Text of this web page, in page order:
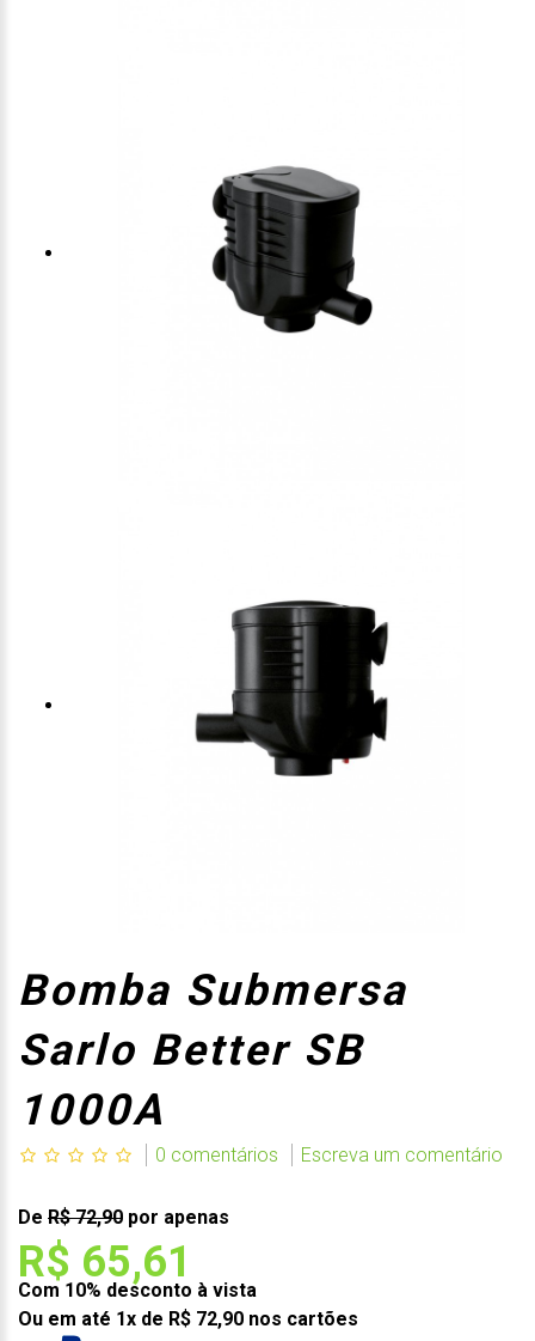
Bomba Submersa
Sarlo Better SB
1000A
0 comentários Escreva um comentário
De R$ 72,90 por apenas
R$ 65,61
Com 10% desconto à vista
Ou em até 1x de R$ 72,90 nos cartões